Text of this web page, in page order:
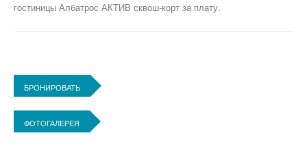
гостиницы Албатрос АКТИВ сквош-корт за плату.
БРОНИРОВАТЬ
ФОТОГАЛЕРЕЯ